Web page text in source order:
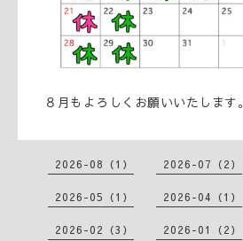
８月もよろしくお願いいたします。
2026-08（1） 2026-07（2）
2026-05（1） 2026-04（1）
2026-02（3） 2026-01（2）